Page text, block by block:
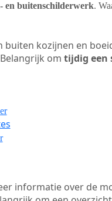
en buitenschilderwerk.
buiten kozijnen en
om tijdig een
informatie over de